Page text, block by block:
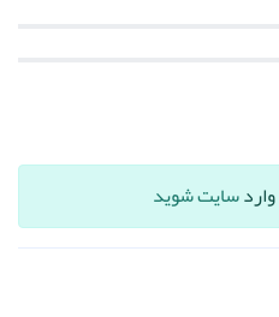
واردسایت شوید